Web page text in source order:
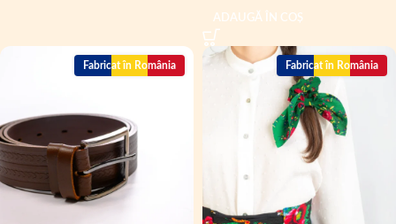
ADAUGĂ ÎN COȘ
Fabricat în România Fabricat în România